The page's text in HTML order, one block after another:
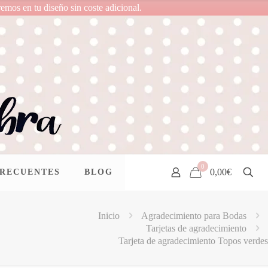
en tu diseño sin coste adicional.
BLOG
0
0,00€
Inicio
Agradecimiento para Bodas
Tarjetas de agradecimiento
Tarjeta de agradecimiento Topos verdes